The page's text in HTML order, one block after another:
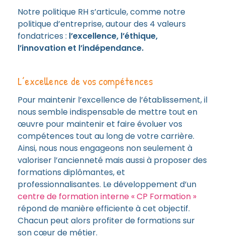
Notre politique RH s’articule, comme notre
politique d’entreprise, autour des 4 valeurs
fondatrices : l’excellence, l’éthique,
l’innovation et l’indépendance.
L’excellence de vos compétences
Pour maintenir l’excellence de l’établissement, il
nous semble indispensable de mettre tout en
œuvre pour maintenir et faire évoluer vos
compétences tout au long de votre carrière.
Ainsi, nous nous engageons non seulement à
valoriser l’ancienneté mais aussi à proposer des
formations diplômantes, et
professionnalisantes. Le développement d’un
centre de formation interne « CP Formation »
répond de manière efficiente à cet objectif.
Chacun peut alors profiter de formations sur
son cœur de métier.